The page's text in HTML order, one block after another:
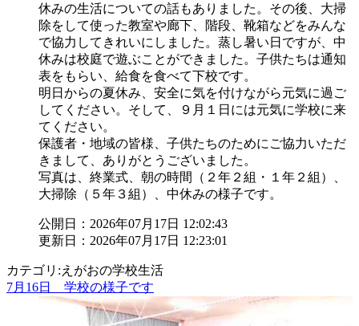
休みの生活についての話もありました。その後、大掃
除をして使った教室や廊下、階段、靴箱などをみんな
で協力してきれいにしました。蒸し暑い日ですが、中
休みは校庭で遊ぶことができました。子供たちは通知
表をもらい、給食を食べて下校です。
明日からの夏休み、安全に気を付けながら元気に過ご
してください。そして、９月１日には元気に学校に来
てください。
保護者・地域の皆様、子供たちのためにご協力いただ
きまして、ありがとうございました。
写真は、終業式、朝の時間（２年２組・１年２組）、
大掃除（５年３組）、中休みの様子です。
公開日：2026年07月17日 12:02:43
更新日：2026年07月17日 12:23:01
カテゴリ:えがおの学校生活
7月16日 学校の様子です